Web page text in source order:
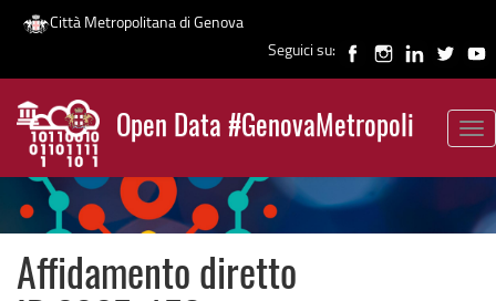
Salta
contenuto
principale
Città Metropolitana di Genova
Seguici su:
Open Data #GenovaMetropoli
News
Affidamento diretto